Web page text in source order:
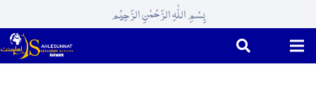
بِسْمِ اللّٰہِ الرَّحْمٰنِ الرَّحِیْم